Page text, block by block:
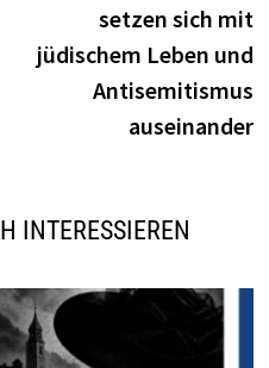
setzen sich mit
jüdischem Leben und
Antisemitismus
auseinander
INTERESSIEREN